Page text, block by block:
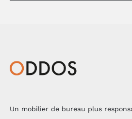
Un mobilier de bureau plus